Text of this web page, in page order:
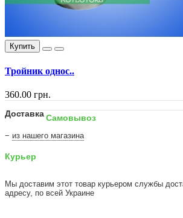
Купить
Тройник однос..
360.00 грн.
ДоставкаСамовывоз
− из нашего магазина
Курьер
Мы доставим этот товар курьером службы
адресу, по всей Украине